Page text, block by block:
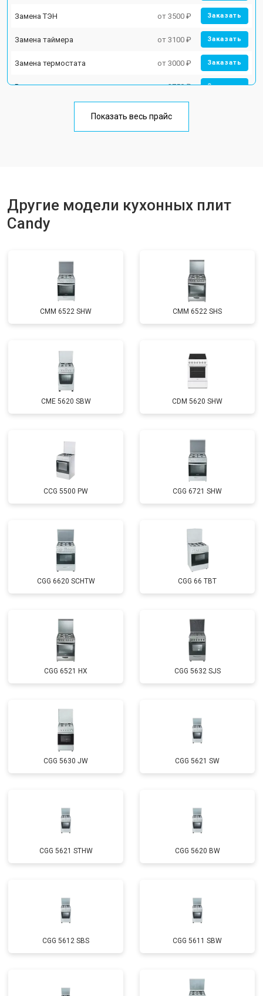
Замена ТЭН от 3500 ₽ Заказать
Замена таймера от 3100 ₽ Заказать
Замена термостата от 3000 ₽ Заказать
Ремонт электропроводки от 2750 ₽ Заказать
Ремонт чугунной конфорки от 2600 ₽
Показать весь прайс
Другие модели кухонных плит
Candy
CMM 6522 SHW CMM 6522 SHS
CME 5620 SBW CDM 5620 SHW
CCG 5500 PW CGG 6721 SHW
CGG 6620 SCHTW CGG 66 TBT
CGG 6521 HX CGG 5632 SJS
CGG 5630 JW CGG 5621 SW
CGG 5621 STHW CGG 5620 BW
CGG 5612 SBS CGG 5611 SBW